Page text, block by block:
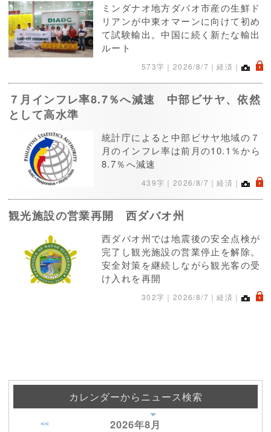
ミンダナオ地方ダバオ市産の生鮮ド
リアンが中東オマーンに向けて初め
て試験輸出。中国に続く新たな輸出
ルート
573字｜ 2026/8/7 ｜経済｜ .
７月インフレ率8.7％へ減速 中部ビサヤ、依然
として高水準
統計庁によると中部ビサヤ地域の７
月のインフレ率は前月の10.1％から
8.7％へ減速
439字｜ 2026/8/7 ｜経済｜ .
観光施設の営業再開 西ダバオ州
西ダバオ州では地震後の安全点検が
完了し観光施設の営業停止を解除。
安全対策を継続しながら観光客の受
け入れを再開
302字｜ 2026/8/7 ｜経済｜ .
カレンダーからニュース検索
2026年8月
<<